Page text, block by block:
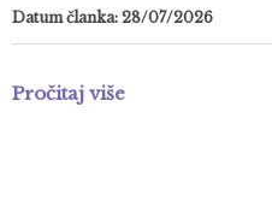
Datum članka: 28/07/2026
Pročitaj više